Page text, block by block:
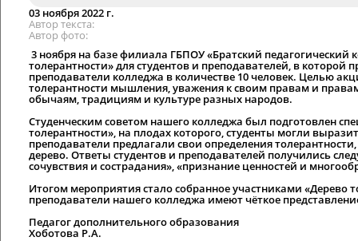
03 ноября 2022 г.
Автор текста
Автор фото
3 ноября на базе филиала ГБПОУ «Братский
толерантности» для студентов и преподавателей, в которой
преподаватели колледжа в количестве 10 человек. Целью
толерантности мышления, уважения к своим правам и
обычаям, традициям и культуре разных народов.
Студенческим советом нашего колледжа был подготовлен
толерантности», на плодах которого, студенты могли
преподаватели предлагали свои определения
дерево. Ответы студентов и преподавателей получились
сочувствия и сострадания», «признание ценностей и
Итогом мероприятия стало собранное участниками «Дерево
преподаватели нашего колледжа имеют чёткое
Педагог дополнительного образования
Хоботова Р.А.